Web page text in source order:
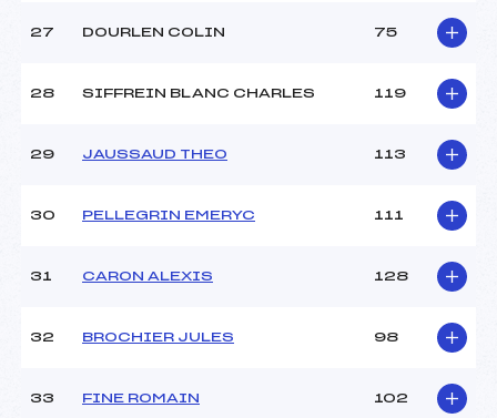
27 DOURLEN COLIN 75
28 SIFFREIN BLANC CHARLES 119
29 JAUSSAUD THEO 113
30 PELLEGRIN EMERYC 111
31 CARON ALEXIS 128
32 BROCHIER JULES 98
33 FINE ROMAIN 102